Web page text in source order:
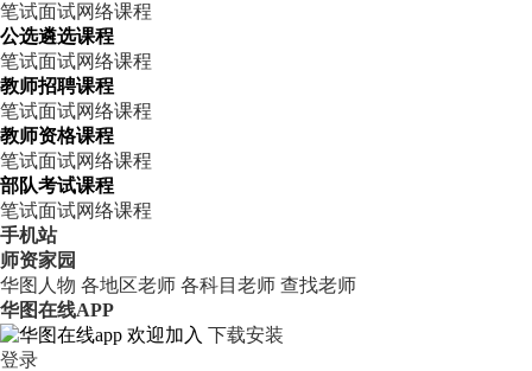
笔试面试网络课程
公选遴选课程
笔试面试网络课程
教师招聘课程
笔试面试网络课程
教师资格课程
笔试面试网络课程
部队考试课程
笔试面试网络课程
手机站
师资家园
华图人物 各地区老师 各科目老师 查找老师
华图在线APP
欢迎加入 下载安装
登录